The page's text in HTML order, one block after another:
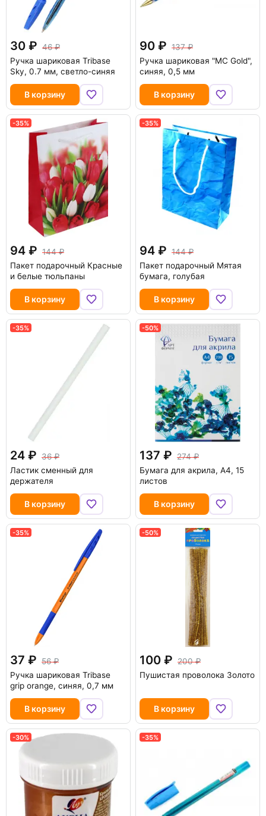
30
46
Ручка шариковая Tribase
Sky, 0.7 мм, светло-синяя
В корзину
90
137
Ручка шариковая "MC Gold",
синяя, 0,5 мм
В корзину
-35%
94
144
Пакет подарочный Красные
и белые тюльпаны
В корзину
-35%
94
144
Пакет подарочный Мятая
бумага, голубая
В корзину
-35%
24
36
Ластик сменный для
держателя
В корзину
-50%
137
274
Бумага для акрила, А4, 15
листов
В корзину
-35%
37
56
Ручка шариковая Tribase
grip orange, синяя, 0,7 мм
В корзину
-50%
100
200
Пушистая проволока Золото
В корзину
-30% -35%